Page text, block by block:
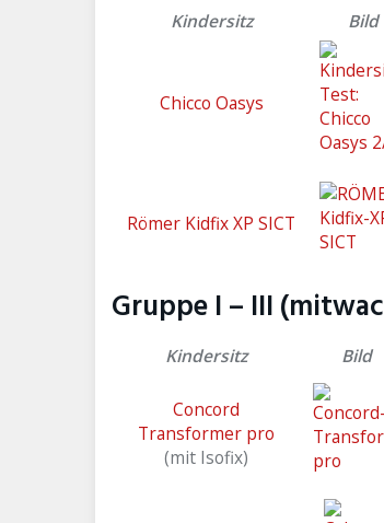
Kindersitz Bild
Chicco Oasys
Römer Kidfix XP SICT
Gruppe I – III
Kindersitz Bild
Concord
Transformer pro
(mit Isofix)